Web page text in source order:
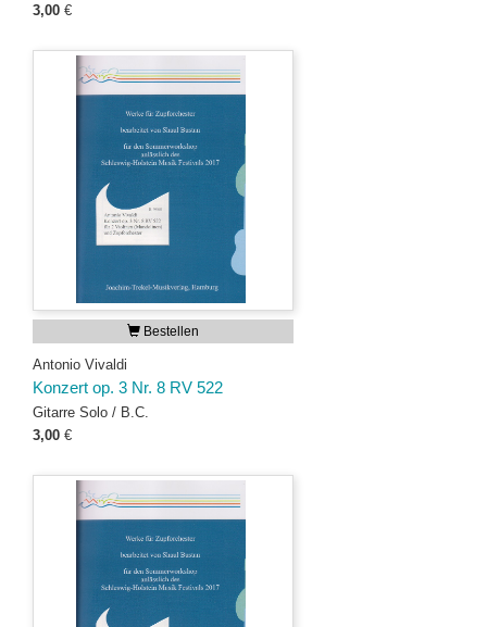
3,00 €
Bestellen
Antonio Vivaldi
Konzert op. 3 Nr. 8 RV 522
Gitarre Solo / B.C.
3,00 €